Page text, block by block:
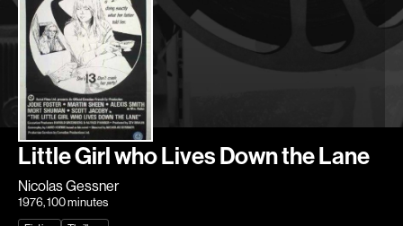
Dossiers
Comment louer un film ?
Contact
FAQ
About us
Little Girl who Lives Down the Lane
Nicolas Gessner
1976, 100 minutes